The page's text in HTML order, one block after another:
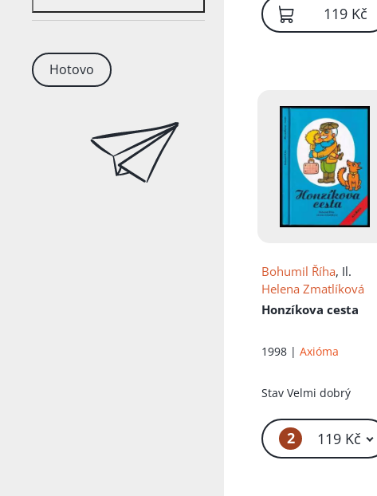
Hotovo
119 Kč
Bohumil Říha, Il.
Helena Zmatlíková
Honzíkova cesta
1998 |Axióma
StavVelmi dobrý
2 119 Kč
Přidáno do